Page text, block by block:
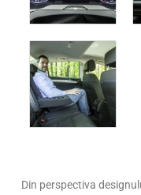
Din perspectiva